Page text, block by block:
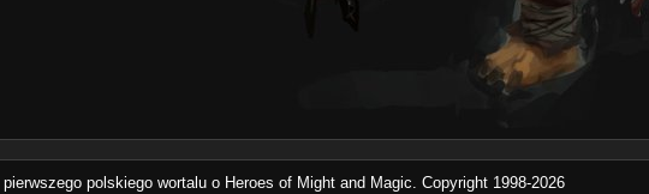
pierwszego polskiego wortalu o Heroes of Might and Magic. Copyright 1998-2026